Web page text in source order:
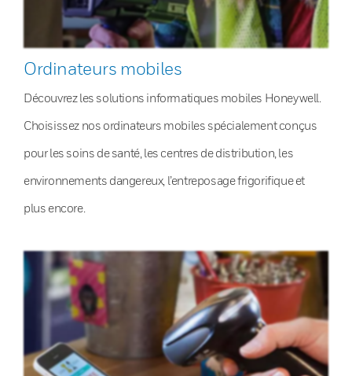
Ordinateurs mobiles
Découvrez les solutions informatiques mobiles Honeywell.
Choisissez nos ordinateurs mobiles spécialement conçus
pour les soins de santé, les centres de distribution, les
environnements dangereux, l’entreposage frigorifique et
plus encore.